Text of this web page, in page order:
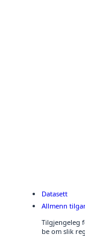
Datasett
Allmenn
Tilgjengeleg
be om slik